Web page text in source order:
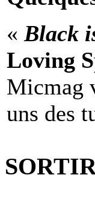
« Black
Loving
Micmag
uns des